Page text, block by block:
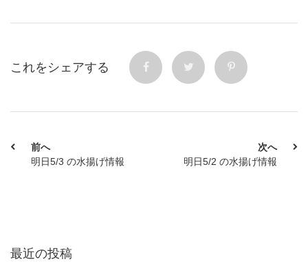
これをシェアする
前へ
明日5/3 の水揚げ情報
次へ
明日5/2 の水揚げ情報
最近の投稿